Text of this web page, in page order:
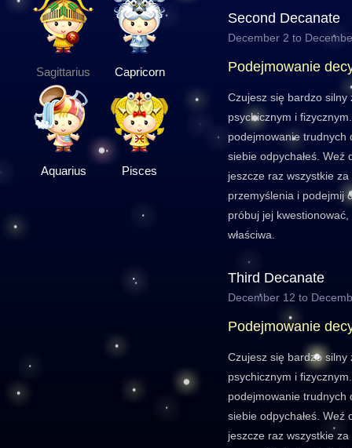
Sagittarius Capricorn
Aquarius Pisces
Second Decanate
December 2 to
Podejmowanie
Czujesz się bardzo
psychicznym i
podejmowanie trudnych
siebie odpychałeś. Weź
jeszcze raz wszystkie
przemyślenia i podejmij
próbuj jej
właściwa.
Third Decanate
December 12 to
Podejmowanie
Czujesz się bardzo
psychicznym i
podejmowanie trudnych
siebie odpychałeś. Weź
jeszcze raz wszystkie